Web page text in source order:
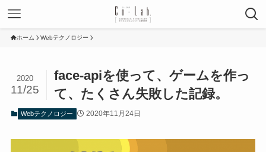
ホーム Webテクノロジー
face-apiを使って、ゲームを作っ
て、たくさん失敗した記録。
2020
11/25
Webテクノロジー 2020年11月24日